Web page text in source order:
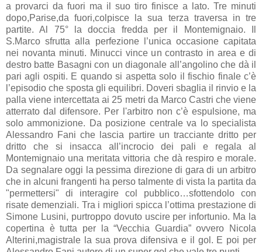
a provarci da fuori ma il suo tiro finisce a lato. Tre minuti
dopo,Parise,da fuori,colpisce la sua terza traversa in tre
partite. Al 75° la doccia fredda per il Montemignaio. Il
S.Marco sfrutta alla perfezione l’unica occasione capitata
nei novanta minuti. Minucci vince un contrasto in area e di
destro batte Basagni con un diagonale all’angolino che dà il
pari agli ospiti. E quando si aspetta solo il fischio finale c’è
l’episodio che sposta gli equilibri. Doveri sbaglia il rinvio e la
palla viene intercettata ai 25 metri da Marco Castri che viene
atterrato dal difensore. Per l'arbitro non c’è espulsione, ma
solo ammonizione. Da posizione centrale va lo specialista
Alessandro Fani che lascia partire un tracciante dritto per
dritto che si insacca all’incrocio dei pali e regala al
Montemignaio una meritata vittoria che dà respiro e morale.
Da segnalare oggi la pessima direzione di gara di un arbitro
che in alcuni frangenti ha perso talmente di vista la partita da
"permettersi" di interagire col pubblico…sfottendolo con
risate demenziali. Tra i migliori spicca l’ottima prestazione di
Simone Lusini, purtroppo dovuto uscire per infortunio. Ma la
copertina è tutta per la “Vecchia Guardia” ovvero Nicola
Alterini,magistrale la sua prova difensiva e il gol. E poi per